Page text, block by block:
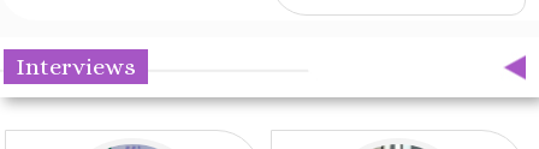
Interviews